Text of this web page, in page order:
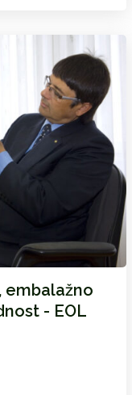
embalažno
- EOL